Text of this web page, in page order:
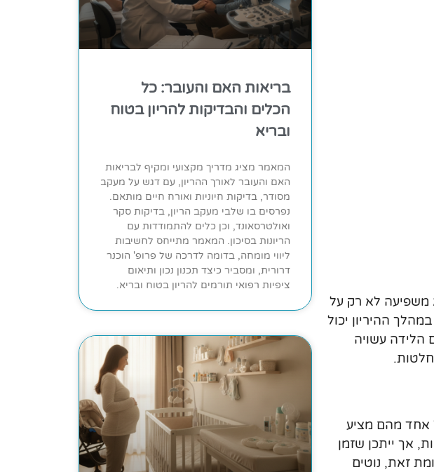
משפיעה לא רק על
ההיריון יכול
הלידה עשויה
אחד מהם מציע
אך ייתכן שזמן
זאת, נוטים
בריאות האם והעובר: כל
הכלים והבדיקות להריון בטוח
ובריא
המאמר מציג מדריך מקצועי ומקיף לבריאות
האם והעובר לאורך ההריון, עם דגש על מעקב
מסודר, בדיקות חיוניות ואורח חיים מותאם.
נפרסים בו שלבי מעקב הריון, בדיקות סקר
ואולטרסאונד, וכן כלים להתמודדות עם
הריונות בסיכון. המאמר מתייחס לחשיבות
ליווי מומחה, בדומה לדרכה של פרופ' הוכנר
דרורית, ומסביר כיצד תכנון נכון ותיאום
ציפיות רפואי תורמים להריון בטוח ובריא.